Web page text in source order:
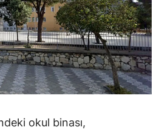
okul binası,